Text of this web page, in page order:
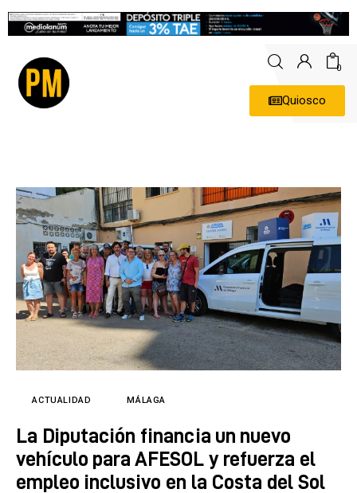
0
Quiosco
Economía
Empresas
Entrevistas
Expertos
Tecnología
Cultura
LifeStyle
Directorio
ACTUALIDAD MÁLAGA
La Diputación financia un nuevo
vehículo para AFESOL y refuerza el
empleo inclusivo en la Costa del Sol